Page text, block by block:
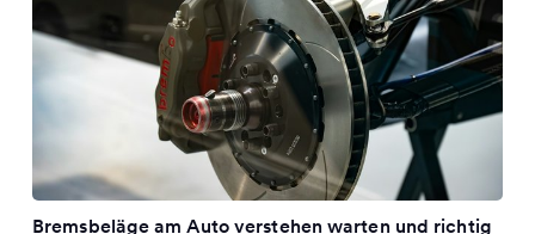
Bremsbeläge am Auto verstehen warten und richtig